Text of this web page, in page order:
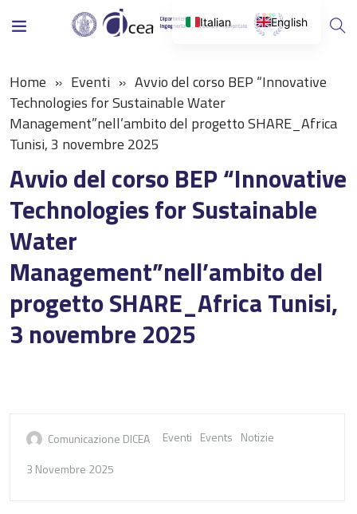
Home Eventi
Avvio del corso BEP “Innovative
Technologies for Sustainable Water
Management”nell’ambito del progetto SHARE_Africa
Tunisi, 3 novembre 2025
Avvio del corso BEP “Innovative
Technologies for Sustainable
Water
Management”nell’ambito del
progetto SHARE_Africa Tunisi,
3 novembre 2025
Comunicazione DICEA Eventi Events Notizie
3 Novembre 2025
Italian English